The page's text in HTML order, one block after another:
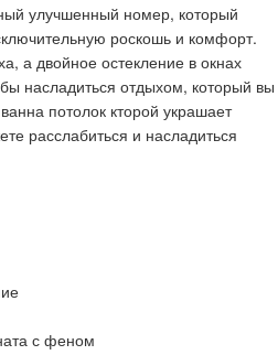
улучшенный номер, который
роскошь и комфорт.
а двойное остекление в окнах
насладиться отдыхом, который вы
потолок кторой украшает
расслабиться и насладиться
с феном